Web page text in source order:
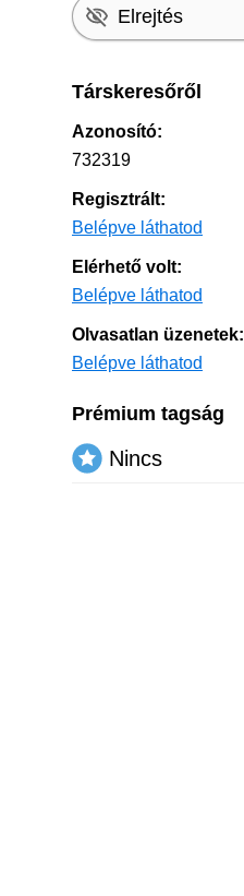
Elrejtés
Társkeresőről
Azonosító:
732319
Regisztrált:
Belépve láthatod
Elérhető volt:
Belépve láthatod
Olvasatlan üzenetek:
Belépve láthatod
Prémium tagság
Nincs